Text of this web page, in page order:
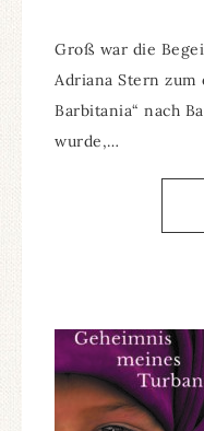
Groß war die
Adriana Stern
Barbitania“ nach
wurde,…